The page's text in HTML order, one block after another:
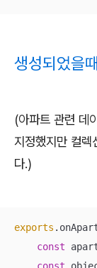
생성되었을때
(아파트 관련 데
지정했지만 컬
다.)
exports
const
const